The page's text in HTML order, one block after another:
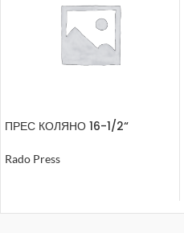
ПРЕС КОЛЯНО 16-1/2“
Rado Press